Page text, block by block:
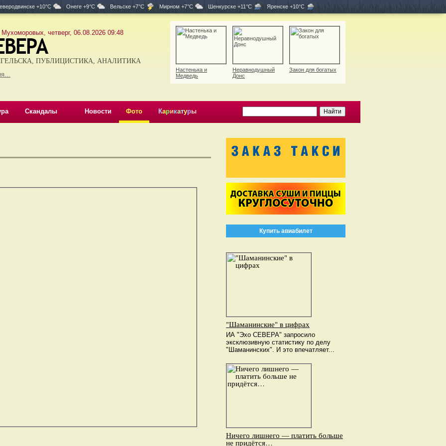
+10°C Онеге +9°C Вельске +7°C Мирном +7°C Шенкурске +11°C Яренске +10°C
Мухоморовых, четверг, 06.08.2026 09:48
ПУБЛИЦИСТИКА, АНАЛИТИКА
Настенька и
Медведь
Неравнодушный
Донс
Закон для богатых
Скандалы Новости Фото Карикатуры
Купить авиабилет
"Шаманинские" в цифрах
ИА "Эхо СЕВЕРА" запросило
эксклюзивную статистику по делу
"Шаманинских". И это впечатляет...
Ничего лишнего — платить больше
не придётся…